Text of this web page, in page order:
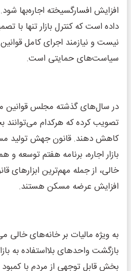
افزایش افسارگسیخته اجاره‌بها
داده است که کنترل بازار تنها با
نیست و نیازمند اجرای کامل
سیاست‌های حمایتی است.
در سال‌های گذشته مجلس قوانین
تصویب کرده که هرکدام می‌توانند
کاهش دهند. قانون جهش تولید
بازار اجاره، برنامه هفتم توسعه
خالی، از جمله مهم‌ترین ابزارهای
افزایش عرضه مسکن هستند.
به ویژه مالیات بر خانه‌های خالی
بازگشت واحدهای بلااستفاده به
بخش قابل توجهی از مردم با